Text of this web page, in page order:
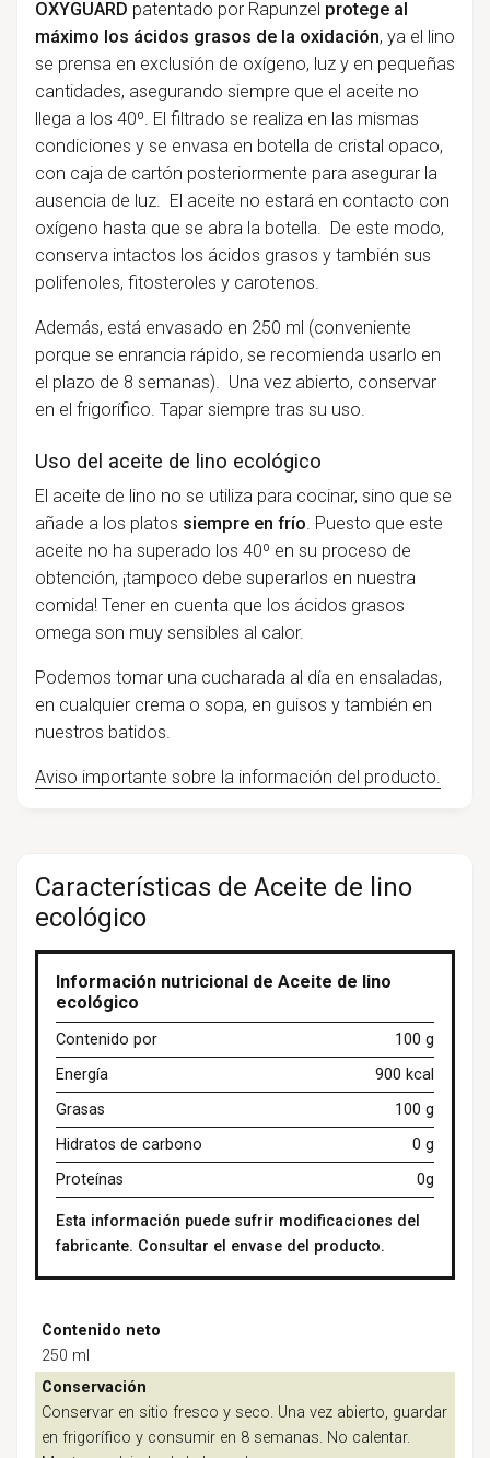
OXYGUARD patentado por Rapunzel protege al
máximo los ácidos grasos de la oxidación, ya el lino
se prensa en exclusión de oxígeno, luz y en pequeñas
cantidades, asegurando siempre que el aceite no
llega a los 40º. El filtrado se realiza en las mismas
condiciones y se envasa en botella de cristal opaco,
con caja de cartón posteriormente para asegurar la
ausencia de luz. El aceite no estará en contacto con
oxígeno hasta que se abra la botella. De este modo,
conserva intactos los ácidos grasos y también sus
polifenoles, fitosteroles y carotenos.
Además, está envasado en 250 ml (conveniente
porque se enrancia rápido, se recomienda usarlo en
el plazo de 8 semanas). Una vez abierto, conservar
en el frigorífico. Tapar siempre tras su uso.
Uso del aceite de lino ecológico
El aceite de lino no se utiliza para cocinar, sino que se
añade a los platos siempre en frío . Puesto que este
aceite no ha superado los 40º en su proceso de
obtención, ¡tampoco debe superarlos en nuestra
comida! Tener en cuenta que los ácidos grasos
omega son muy sensibles al calor.
Podemos tomar una cucharada al día en ensaladas,
en cualquier crema o sopa, en guisos y también en
nuestros batidos.
Aviso importante sobre la información del producto.
Características de Aceite de lino
ecológico
Información nutricional de Aceite de lino
ecológico
Contenido por
100 g
Energía
900 kcal
Grasas
100 g
Hidratos de carbono
0 g
Proteínas
0g
Esta información puede sufrir modificaciones del
fabricante. Consultar el envase del producto.
Contenido neto
250 ml
Conservación
Conservar en sitio fresco y seco. Una vez abierto, guardar
en frigorífico y consumir en 8 semanas. No calentar.